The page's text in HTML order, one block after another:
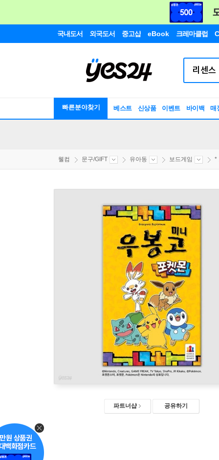
국내도서 외국도서 중고샵 eBook 크레마클럽
빠른분야찾기 베스트 신상품 이벤트 바이백 매
웰컴 문구/GIFT 유아동 보드게임 *
파트너샵 공유하기